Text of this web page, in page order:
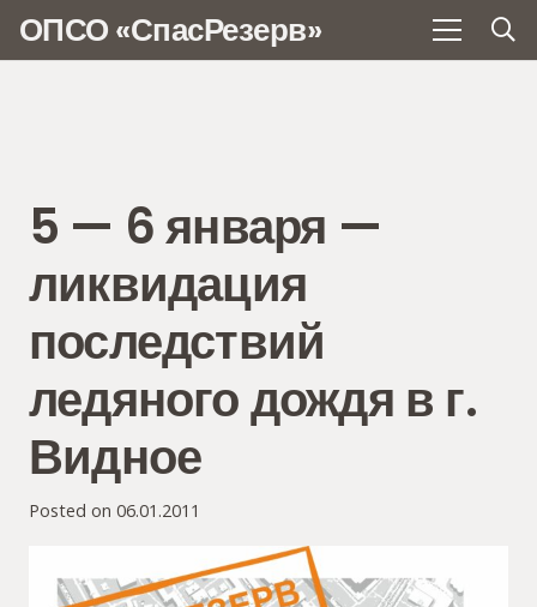
ОПСО «СпасРезерв»
5 — 6 января —
ликвидация
последствий
ледяного дождя в г.
Видное
Posted on 06.01.2011